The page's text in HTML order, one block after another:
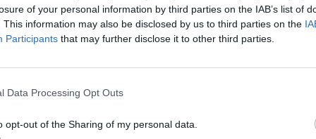
of your personal information by third parties on the IAB’s list of
This information may also be disclosed by us to third parties on the
Participants that may further disclose it to other third parties.
Data Processing Opt Outs
opt-out of the Sharing of my personal data.
del primo posto. In Stade Francais-La
al 54'. Anche qui stessa situazione,
lottavano per qualificarsi. Il centro
minuti dopo essere entrato per
che non doveva decidere nulla per la